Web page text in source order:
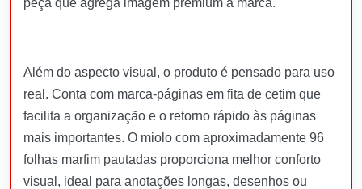
Além do aspecto visual, o produto é pensado para uso
real. Conta com marca‑páginas em fita de cetim que
facilita a organização e o retorno rápido às páginas
mais importantes. O miolo com aproximadamente 96
folhas marfim pautadas proporciona melhor conforto
visual, ideal para anotações longas, desenhos ou